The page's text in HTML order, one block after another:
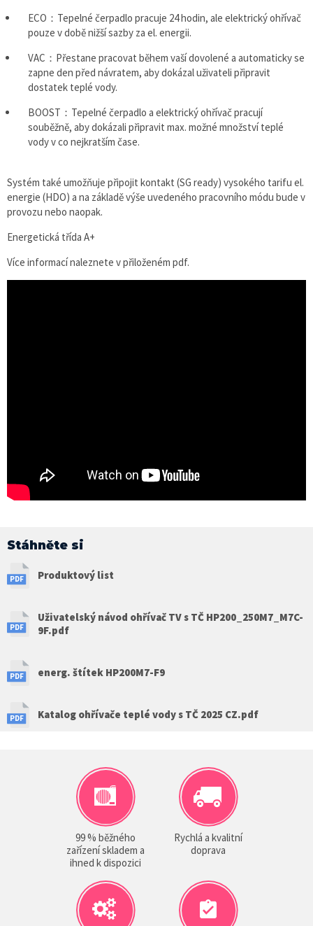
ECO：Tepelné čerpadlo pracuje 24 hodin, ale elektrický ohřívač
pouze v době nižší sazby za el. energii.
VAC：Přestane pracovat během vaší dovolené a automaticky se
zapne den před návratem, aby dokázal uživateli připravit
dostatek teplé vody.
BOOST：Tepelné čerpadlo a elektrický ohřívač pracují
souběžně, aby dokázali připravit max. možné množství teplé
vody v co nejkratším čase.
Systém také umožňuje připojit kontakt (SG ready) vysokého tarifu el.
energie (HDO) a na základě výše uvedeného pracovního módu bude v
provozu nebo naopak.
Energetická třída A+
Více informací naleznete v přiloženém pdf.
Stáhněte si
Produktový list
Uživatelský návod ohřívač TV s TČ HP200_250M7_M7C-
9F.pdf
energ. štítek HP200M7-F9
Katalog ohřívače teplé vody s TČ 2025 CZ.pdf
99 % běžného
zařízení skladem a
ihned k dispozici
Rychlá a kvalitní
doprava